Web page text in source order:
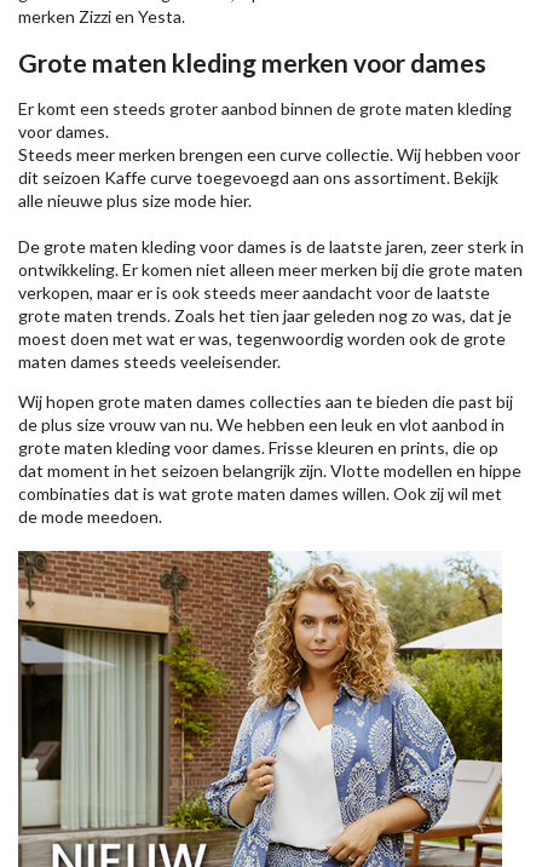
merken Zizzien Yesta.
Grote maten kleding merken voor dames
Er komt een steeds groter aanbod binnen de grote maten kleding
voor dames.
Steeds meer merken brengen een curve collectie. Wij hebben voor
dit seizoen Kaffecurve toegevoegd aan ons assortiment. Bekijk
alle nieuweplus size modehier.
De grote maten kleding voor dames is de laatste jaren, zeer sterk in
ontwikkeling. Er komen niet alleen meer merken bij die grote maten
verkopen, maar er is ook steeds meer aandacht voor de laatste
grote maten trends. Zoals het tien jaar geleden nog zo was, dat je
moest doen met wat er was, tegenwoordig worden ook de grote
maten dames steeds veeleisender.
Wij hopen grote maten dames collecties aan te bieden die past bij
de plus size vrouw van nu. We hebben een leuk en vlot aanbod in
grote maten kleding voor dames. Frisse kleuren en prints, die op
dat moment in het seizoen belangrijk zijn. Vlotte modellen en hippe
combinaties dat is wat grote maten dames willen. Ook zij wil met
de mode meedoen.